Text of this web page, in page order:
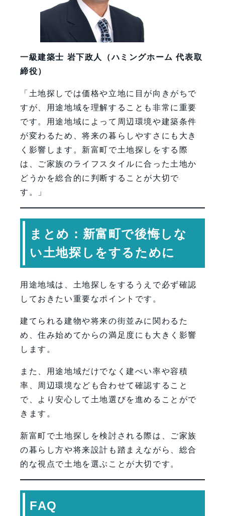
一級建築士 岩下政人（ハミングホーム 代表取
締役）
「土地探しでは価格や立地に目が向きがちで
すが、用途地域を理解することも非常に重要
です。用途地域によって周辺環境や建築条件
が変わるため、将来の暮らしやすさにも大き
く影響します。新富町で土地探しをする際
は、ご家族のライフスタイルに合った土地か
どうかを総合的に判断することが大切で
す。」
まとめ：新富町で後悔しな
い土地探しをするために
用途地域は、土地探しをするうえで必ず確認
しておきたい重要なポイントです。
建てられる建物や将来の街並みに関わるた
め、住み始めてからの満足度にも大きく影響
します。
また、用途地域だけでなく建ぺい率や容積
率、周辺環境なども合わせて確認すること
で、より安心して土地選びを進めることがで
きます。
新富町で土地探しを検討される際は、ご家族
の暮らし方や将来設計も踏まえながら、総合
的な視点で土地を選ぶことが大切です。
FAQ